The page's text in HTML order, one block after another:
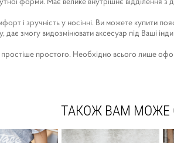
і зручність у носінні. Ви можете купити
змогу видозмінювати аксесуар під Ваші
простіше простого. Необхідно всього лише
ТАКОЖ ВАМ МОЖЕ